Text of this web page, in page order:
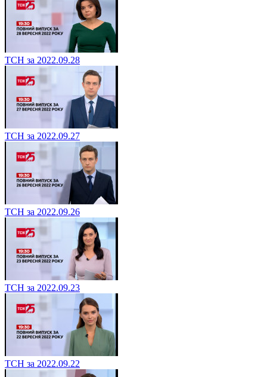
ТСН за 2022.09.28
ТСН за 2022.09.27
ТСН за 2022.09.26
ТСН за 2022.09.23
ТСН за 2022.09.22